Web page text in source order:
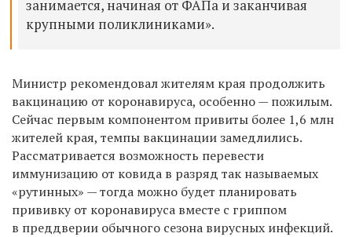
занимается, начиная от ФАПа и заканчивая
крупными поликлиниками».
Министр рекомендовал жителям края продолжить
вакцинацию от коронавируса, особенно — пожилым.
Сейчас первым компонентом привиты более 1,6 млн
жителей края, темпы вакцинации замедлились.
Рассматривается возможность перевести
иммунизацию от ковида в разряд так называемых
«рутинных» — тогда можно будет планировать
прививку от коронавируса вместе с гриппом
в преддверии обычного сезона вирусных инфекций.